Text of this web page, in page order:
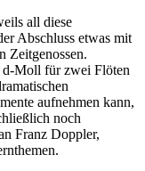
all diese
Abschluss etwas mit
Zeitgenossen.
d-Moll für zwei Flöten
aufnehmen kann,
noch
Franz Doppler,